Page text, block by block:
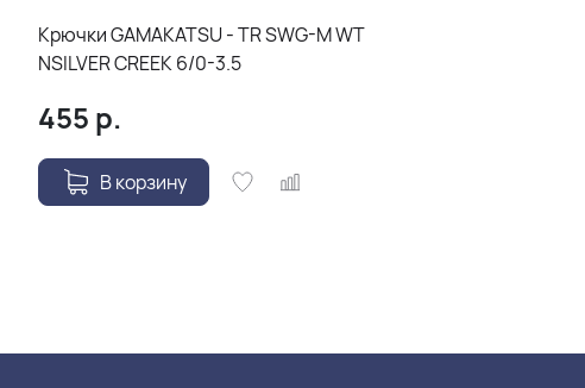
Крючки GAMAKATSU - TR SWG-M WT
NSILVER CREEK 6/0-3.5
455 р.
В корзину